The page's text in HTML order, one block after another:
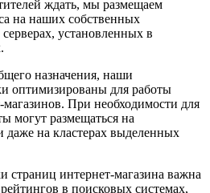
ждать, мы размещаем
на наших собственных
установленных в
назначения, наши
оптимизированы для работы
При необходимости для
могут размещаться на
даже на кластерах выделенных
страниц интернет-магазина важна
в поисковых системах,